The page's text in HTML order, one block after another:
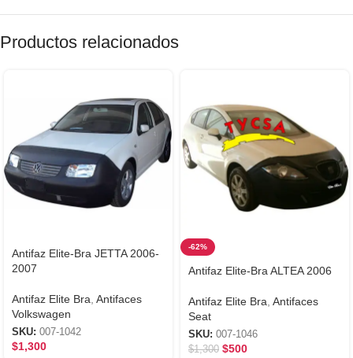
Productos relacionados
Antifaz Elite-Bra JETTA 2006-
2007
Antifaz Elite Bra Antifaces
Volkswagen
SKU: 007-1042
$1,300
-62%
Antifaz Elite-Bra ALTEA 2006
Antifaz Elite Bra Antifaces
Seat
SKU: 007-1046
$1,300 $500